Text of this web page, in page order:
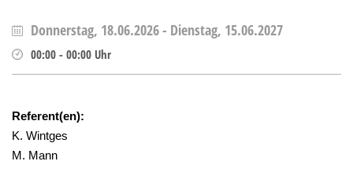
Donnerstag, 18.06.2026- Dienstag, 15.06.2027
00:00 - 00:00 Uhr
Referent(en):
K. Wintges
M. Mann